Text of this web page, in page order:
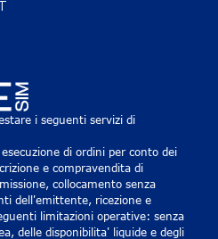
i seguenti servizi di
di ordini per conto dei
e compravendita di
collocamento senza
dell'emittente, ricezione e
limitazioni operative: senza
delle disponibilita' liquide e degli